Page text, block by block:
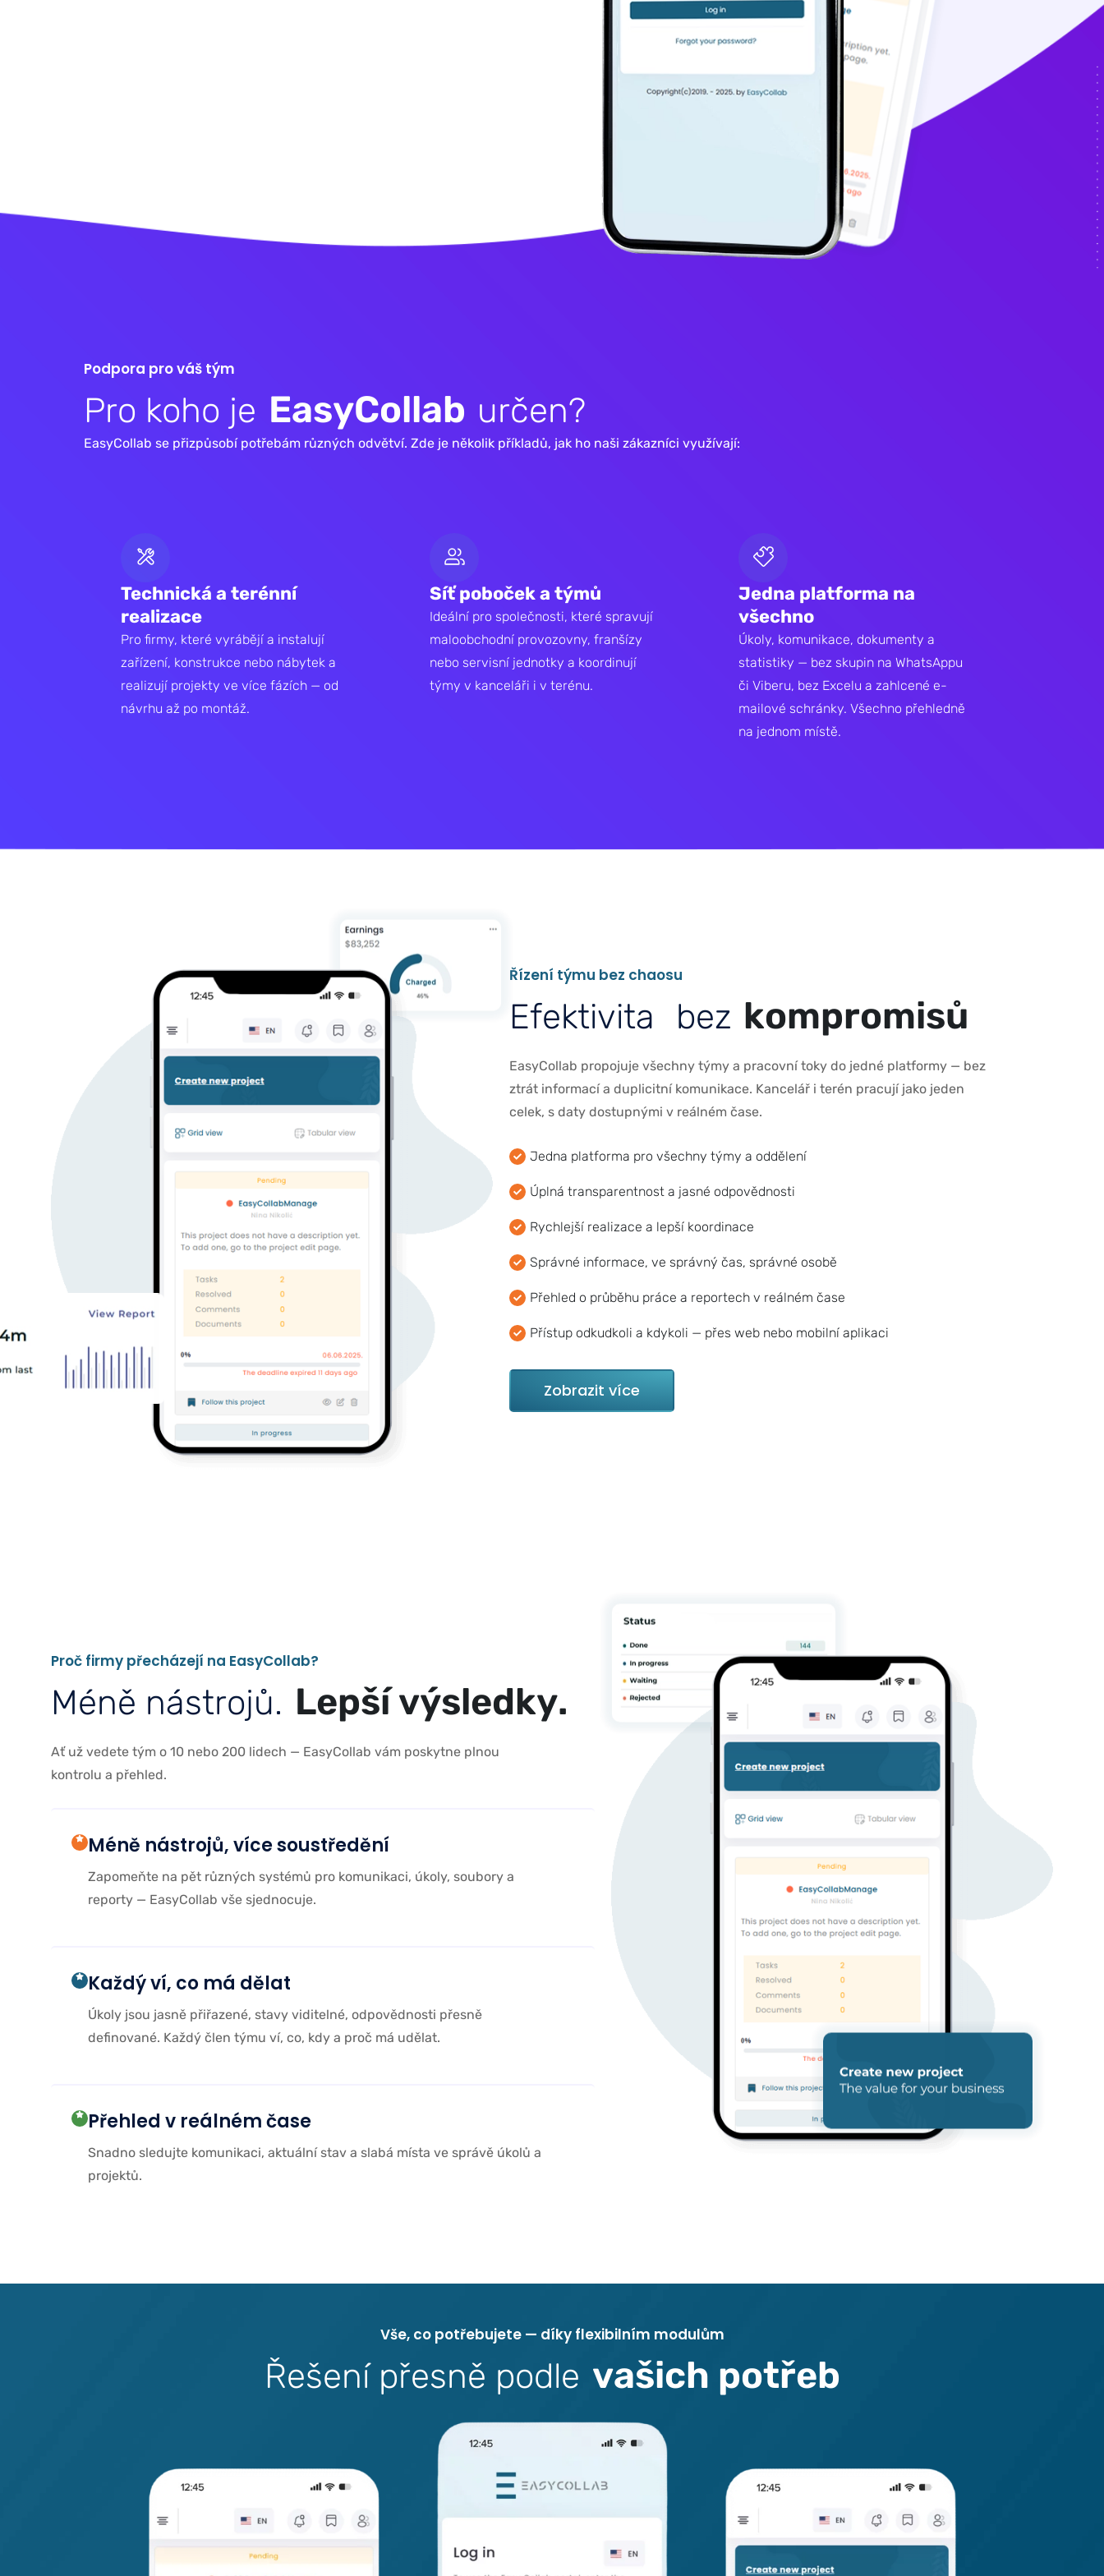
Podpora prováš tým
Pro koho je EasyCollab určen?
EasyCollab se přizpůsobí potřebám různých odvětví. Zde je několik příkladů, jak ho naši zákazníci využívají:
Technická a terénní
realizace
Pro firmy, které vyrábějí a instalují
zařízení, konstrukce nebo nábytek a
realizují projekty ve více fázích — od
návrhu až po montáž.
Síť poboček a týmů
Ideální pro společnosti, které spravují
maloobchodní provozovny, franšízy
nebo servisní jednotky a koordinují
týmy v kanceláři i v terénu.
Jedna platforma na
všechno
Úkoly, komunikace, dokumenty a
statistiky — bez skupin na WhatsAppu
či Viberu, bez Excelu a zahlcené e-
mailové schránky. Všechno přehledně
na jednom místě.
Řízení týmu bez chaosu
Efektivita bez kompromisů
EasyCollab propojuje všechny týmy a pracovní toky do jedné platformy — bez
ztrát informací a duplicitní komunikace. Kancelář i terén pracují jako jeden
celek, s daty dostupnými v reálném čase.
Jedna platforma pro všechny týmy a oddělení
Úplná transparentnost a jasné odpovědnosti
Rychlejší realizace a lepší koordinace
Správné informace, ve správný čas, správné osobě
Přehled o průběhu práce a reportech v reálném čase
Přístup odkudkoli a kdykoli — přes web nebo mobilní aplikaci
Zobrazit více
Proč firmy přecházejí na EasyCollab?
Méně nástrojů. Lepší výsledky.
Ať už vedete tým o 10 nebo 200 lidech — EasyCollab vám poskytne plnou
kontrolu a přehled.
Méně nástrojů, více soustředění
Zapomeňte na pět různých systémů pro komunikaci, úkoly, soubory a
reporty — EasyCollab vše sjednocuje.
Každý ví, co má dělat
Úkoly jsou jasně přiřazené, stavy viditelné, odpovědnosti přesně
definované. Každý člen týmu ví, co, kdy a proč má udělat.
Přehled v reálném čase
Snadno sledujte komunikaci, aktuální stav a slabá místa ve správě úkolů a
projektů.
Vše, co potřebujete — díky flexibilním modulům
Řešení přesně podle vašich potřeb